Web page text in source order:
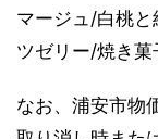
マージュ/白桃
ツゼリー/焼き菓
なお、浦安市物